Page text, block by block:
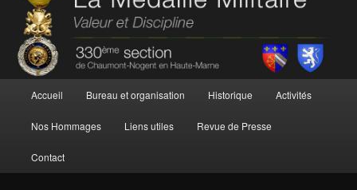
principal
Accueil Bureau et organisation Historique Activités
Nos Hommages Liens utiles Revue de Presse
Contact